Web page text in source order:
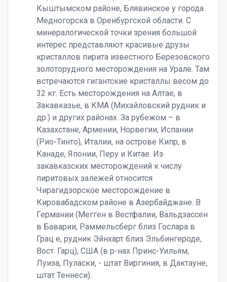
Кыштымском районе, Блявинское у города
Медногорска в Оренбургской области. С
минералогической точки зрения большой
интерес представляют красивые друзы
кристаллов пирита известного Березовского
золоторудного месторождения на Урале. Там
встречаются гигантские кристаллы весом до
32 кг. Есть месторождения на Алтае, в
Закавказье, в КМА (Михайловский рудник и
др.) и других районах. За рубежом – в
Казахстане, Армении, Норвегии, Испании
(Рио-Тинто), Италии, на острове Кипр, в
Канаде, Японии, Перу и Китае. Из
закавказских месторождений к числу
пиритовых залежей относится
Чирагидзорское месторождение в
Кировабадском районе в Азербайджане. В
Германии (Мегген в Вестфалии, Вальдзассен
в Баварии, Раммельсберг близ Гослара в
Грац е, рудник Эйнхарт близ Эльбингероде,
Вост. Гарц), США (в р-нах Принс-Уильям,
Луиза, Пуласки, - штат Виргиния, в Дактауне,
штат Теннеси).